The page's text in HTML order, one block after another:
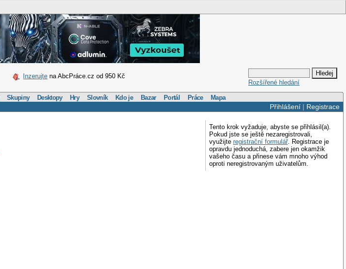
Inzerujte na AbcPráce.cz od 950 Kč
Rozšířené hledání
Skupiny Desktopy Hry Slovník Kdo je Bazar Portál Práce Mapa
Přihlášení| Registrace
Tento krok vyžaduje, abyste se přihlásil(a).
Pokud jste se ještě nezaregistrovali,
využijte registrační formulář. Registrace je
opravdu jednoduchá, zabere jen okamžik
vašeho času a přinese vám mnoho výhod
oproti neregistrovaným uživatelům.